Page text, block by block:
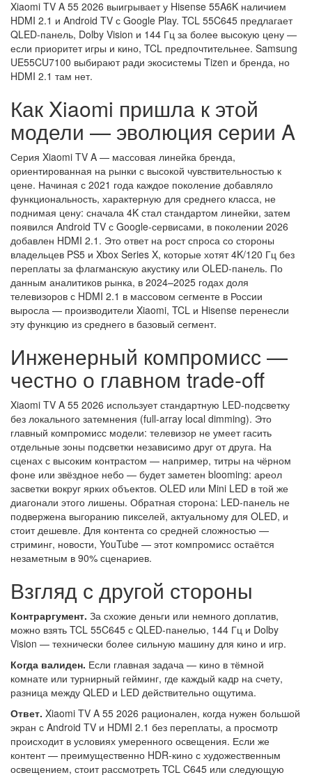
Xiaomi TV A 55 2026 выигрывает у Hisense 55A6K наличием
HDMI 2.1 и Android TV с Google Play. TCL 55C645 предлагает
QLED-панель, Dolby Vision и 144 Гц за более высокую цену —
если приоритет игры и кино, TCL предпочтительнее. Samsung
UE55CU7100 выбирают ради экосистемы Tizen и бренда, но
HDMI 2.1 там нет.
Как Xiaomi пришла к этой
модели — эволюция серии A
Серия Xiaomi TV A — массовая линейка бренда,
ориентированная на рынки с высокой чувствительностью к
цене. Начиная с 2021 года каждое поколение добавляло
функциональность, характерную для среднего класса, не
поднимая цену: сначала 4K стал стандартом линейки, затем
появился Android TV с Google-сервисами, в поколении 2026
добавлен HDMI 2.1. Это ответ на рост спроса со стороны
владельцев PS5 и Xbox Series X, которые хотят 4K/120 Гц без
переплаты за флагманскую акустику или OLED-панель. По
данным аналитиков рынка, в 2024–2025 годах доля
телевизоров с HDMI 2.1 в массовом сегменте в России
выросла — производители Xiaomi, TCL и Hisense перенесли
эту функцию из среднего в базовый сегмент.
Инженерный компромисс —
честно о главном trade-off
Xiaomi TV A 55 2026 использует стандартную LED-подсветку
без локального затемнения (full-array local dimming). Это
главный компромисс модели: телевизор не умеет гасить
отдельные зоны подсветки независимо друг от друга. На
сценах с высоким контрастом — например, титры на чёрном
фоне или звёздное небо — будет заметен blooming: ареол
засветки вокруг ярких объектов. OLED или Mini LED в той же
диагонали этого лишены. Обратная сторона: LED-панель не
подвержена выгоранию пикселей, актуальному для OLED, и
стоит дешевле. Для контента со средней сложностью —
стриминг, новости, YouTube — этот компромисс остаётся
незаметным в 90% сценариев.
Взгляд с другой стороны
Контраргумент. За схожие деньги или немного доплатив,
можно взять TCL 55C645 с QLED-панелью, 144 Гц и Dolby
Vision — технически более сильную машину для кино и игр.
Когда валиден. Если главная задача — кино в тёмной
комнате или турнирный гейминг, где каждый кадр на счету,
разница между QLED и LED действительно ощутима.
Ответ. Xiaomi TV A 55 2026 рационален, когда нужен большой
экран с Android TV и HDMI 2.1 без переплаты, а просмотр
происходит в условиях умеренного освещения. Если же
контент — преимущественно HDR-кино с художественным
освещением, стоит рассмотреть TCL C645 или следующую